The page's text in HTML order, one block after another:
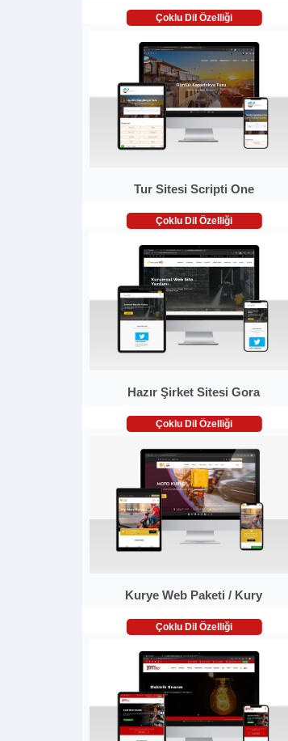
Çoklu Dil Özelliği
Tur Sitesi Scripti One
Çoklu Dil Özelliği
Hazır Şirket Sitesi Gora
Çoklu Dil Özelliği
Kurye Web Paketi / Kury
Çoklu Dil Özelliği